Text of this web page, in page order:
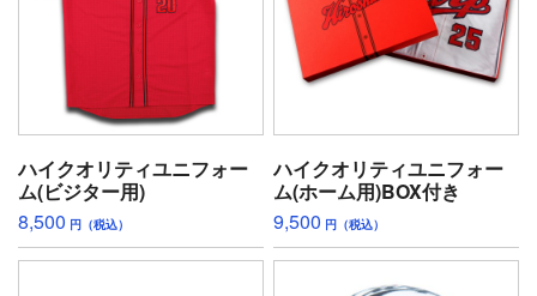
ハイクオリティユニフォー
ム(ビジター用)
8,500 円（税込）
ハイクオリティユニフォー
ム(ホーム用)BOX付き
9,500 円（税込）